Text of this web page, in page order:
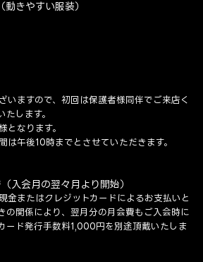
動きやすい服装）
いますので、初回は保護者様同伴でご来店く
たします。
となります。
は午後10時までとさせていただきます。
入会月の翌々月より開始）
金またはクレジットカードによるお支払いと
の関係により、翌月分の月会費もご入会時に
ード発行手数料1,000円を別途頂戴いたしま